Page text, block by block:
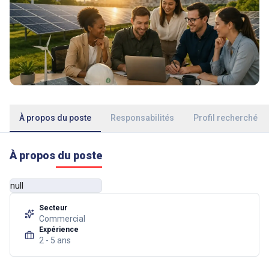
À propos du poste Responsabilités Profil recherché
À propos du poste
Secteur
Commercial
Expérience
2 - 5 ans